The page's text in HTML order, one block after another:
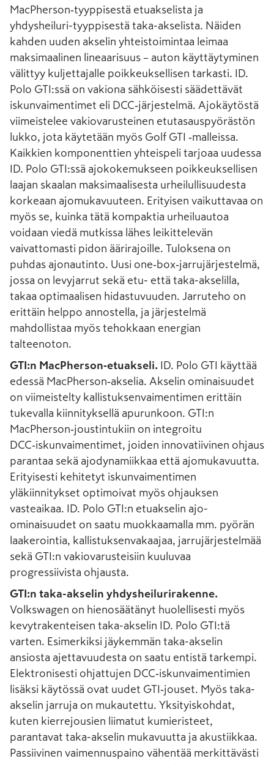
MacPherson‑tyyppisestä etuakselista ja
yhdysheiluri-tyyppisestä taka-akselista. Näiden
kahden uuden akselin yhteistoimintaa leimaa
maksimaalinen lineaarisuus – auton käyttäytyminen
välittyy kuljettajalle poikkeuksellisen tarkasti. ID.
Polo GTI:ssä on vakiona sähköisesti säädettävät
iskunvaimentimet eli DCC‑järjestelmä. Ajokäytöstä
viimeistelee vakiovarusteinen etutasauspyörästön
lukko, jota käytetään myös Golf GTI ‑malleissa.
Kaikkien komponenttien yhteispeli tarjoaa uudessa
ID. Polo GTI:ssä ajokokemukseen poikkeuksellisen
laajan skaalan maksimaalisesta urheilullisuudesta
korkeaan ajomukavuuteen. Erityisen vaikuttavaa on
myös se, kuinka tätä kompaktia urheiluautoa
voidaan viedä mutkissa lähes leikittelevän
vaivattomasti pidon äärirajoille. Tuloksena on
puhdas ajonautinto. Uusi one‑box‑jarrujärjestelmä,
jossa on levyjarrut sekä etu- että taka-akselilla,
takaa optimaalisen hidastuvuuden. Jarruteho on
erittäin helppo annostella, ja järjestelmä
mahdollistaa myös tehokkaan energian
talteenoton.
GTI:n MacPherson‑etuakseli.
ID. Polo GTI käyttää
edessä MacPherson‑akselia. Akselin ominaisuudet
on viimeistelty kallistuksenvaimentimen erittäin
tukevalla kiinnityksellä apurunkoon. GTI:n
MacPherson‑joustintukiin on integroitu
DCC‑iskunvaimentimet, joiden innovatiivinen ohjaus
parantaa sekä ajodynamiikkaa että ajomukavuutta.
Erityisesti kehitetyt iskunvaimentimen
yläkiinnitykset optimoivat myös ohjauksen
vasteaikaa. ID. Polo GTI:n etuakselin ajo-
ominaisuudet on saatu muokkaamalla mm. pyörän
laakerointia, kallistuksenvakaajaa, jarrujärjestelmää
sekä GTI:n vakiovarusteisiin kuuluvaa
progressiivista ohjausta.
GTI:n taka-akselin yhdysheilurirakenne.
Volkswagen on hienosäätänyt huolellisesti myös
kevytrakenteisen taka-akselin ID. Polo GTI:tä
varten. Esimerkiksi jäykemmän taka-akselin
ansiosta ajettavuudesta on saatu entistä tarkempi.
Elektronisesti ohjattujen DCC‑iskunvaimentimien
lisäksi käytössä ovat uudet GTI‑jouset. Myös taka-
akselin jarruja on mukautettu. Yksityiskohdat,
kuten kierrejousien liimatut kumieristeet,
parantavat taka-akselin mukavuutta ja akustiikkaa.
Passiivinen vaimennuspaino vähentää merkittävästi